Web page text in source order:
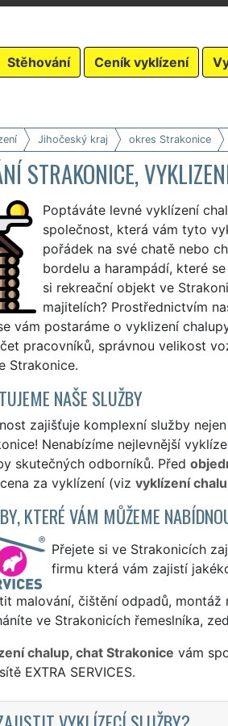
Stěhování Ceník vyklízení
Jihočeský kraj okres Strakonice
STRAKONICE,
Poptáváte levné vyklízení
společnost, která vám tyto
pořádek na své chatě nebo
bordelu a harampádí, které
si rekreační objekt ve
majitelích? Prostřednictvím
vám postaráme o vyklizení
pracovníků, správnou velikost
Strakonice.
NAŠE SLUŽBY
zajišťuje komplexní služby
Nenabízíme nejlevnější
skutečných odborníků. Před
za vyklízení (viz vyklízení
KTERÉ VÁM MŮŽEME
Přejete si ve Strakonicích
firmu která vám zajistí
malování, čištění odpadů,
ve Strakonicích řemeslníka,
chalup, chat Strakonice vám
EXTRA SERVICES.